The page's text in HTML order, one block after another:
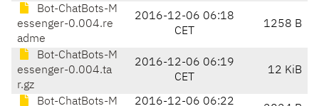
Bot-ChatBots-M
essenger-0.004.re
adme
2016-12-06 06:18
CET
1258 B
Bot-ChatBots-M
essenger-0.004.ta
r.gz
2016-12-06 06:19
CET
12 KiB
Bot-ChatBots-M 2016-12-06 06:22